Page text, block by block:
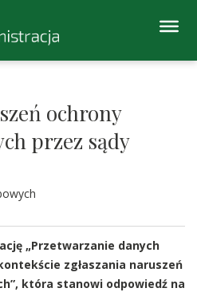
ochrony
przez sądy
„Przetwarzanie danych
zgłaszania naruszeń
która stanowi odpowiedź na